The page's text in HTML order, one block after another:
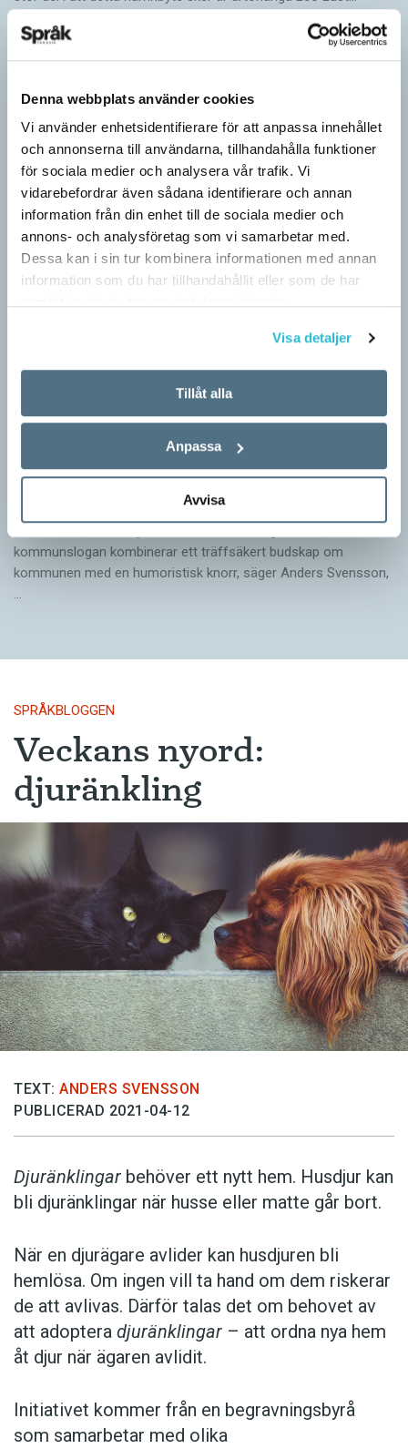
Denna webbplats använder cookies
Vi använder enhetsidentifierare för att anpassa innehållet
och annonserna till användarna, tillhandahålla funktioner
för sociala medier och analysera vår trafik. Vi
vidarebefordrar även sådana identifierare och annan
information från din enhet till de sociala medier och
annons- och analysföretag som vi samarbetar med.
Dessa kan i sin tur kombinera informationen med annan
information som du har tillhandahållit eller som de har
Visa detaljer
Tillåt alla
Anpassa
Avvisa
Pressmeddelande: Hjovisst älskar vi
ordvitsar!
kommunslogan kombinerar ett träffsäkert budskap om
kommunen med en humoristisk knorr, säger Anders Svensson,
…
SPRÅKBLOGGEN
Veckans nyord:
djuränkling
TEXT: ANDERS SVENSSON
PUBLICERAD 2021-04-12
Djuränklingar behöver ett nytt hem. Husdjur kan
bli djuränklingar när husse eller matte går bort.
När en djurägare avlider kan husdjuren bli
hemlösa. Om ingen vill ta hand om dem riskerar
de att avlivas. Därför talas det om behovet av
att adoptera djuränklingar – att ordna nya hem
åt djur när ägaren avlidit.
Initiativet kommer från en begravningsbyrå
som samarbetar med olika